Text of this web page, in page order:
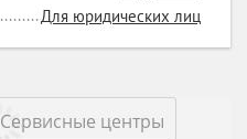
Для юридических лиц
Сервисные центры